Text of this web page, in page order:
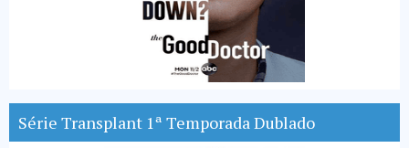
Série Transplant 1ª Temporada Dublado